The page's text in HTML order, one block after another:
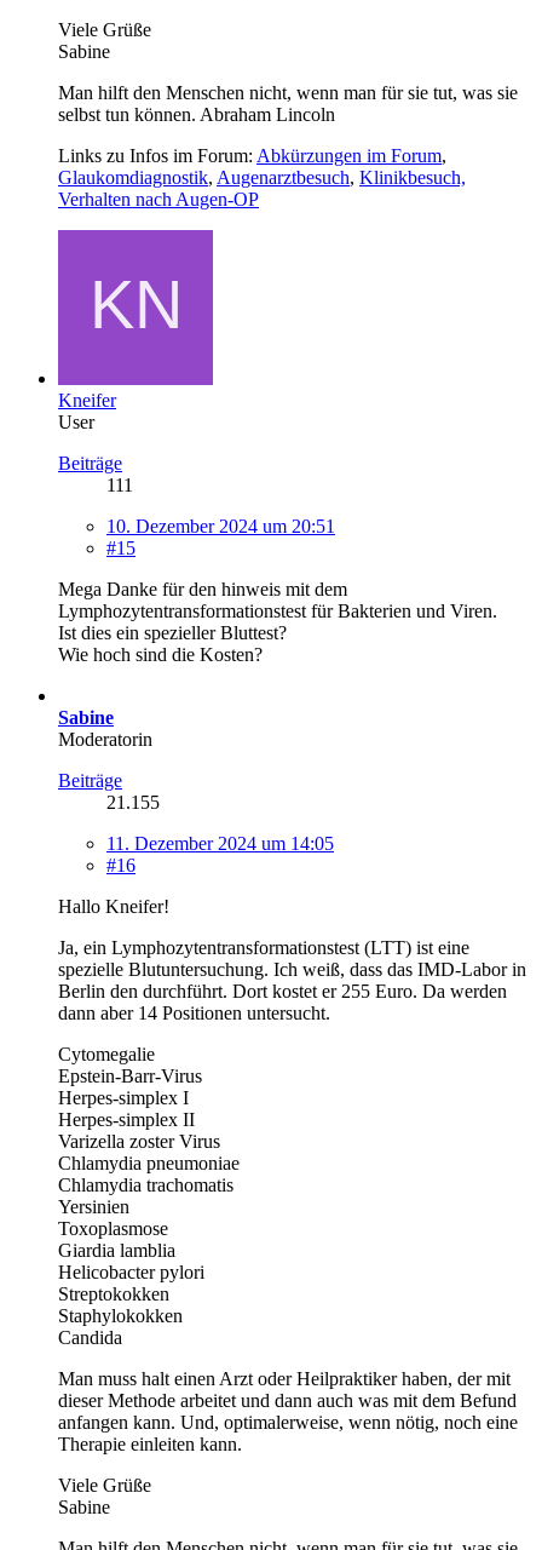
Viele Grüße
Sabine
Man hilft den Menschen nicht, wenn man für sie tut, was sie
selbst tun können. Abraham Lincoln
Links zu Infos im Forum: Abkürzungen im Forum,
Glaukomdiagnostik, Augenarztbesuch, Klinikbesuch,
Verhalten nach Augen-OP
Kneifer
User
Beiträge
111
10. Dezember 2024 um 20:51
#15
Mega Danke für den hinweis mit dem
Lymphozytentransformationstest für Bakterien und Viren.
Ist dies ein spezieller Bluttest?
Wie hoch sind die Kosten?
Sabine
Moderatorin
Beiträge
21.155
11. Dezember 2024 um 14:05
#16
Hallo Kneifer!
Ja, ein Lymphozytentransformationstest (LTT) ist eine
spezielle Blutuntersuchung. Ich weiß, dass das IMD-Labor in
Berlin den durchführt. Dort kostet er 255 Euro. Da werden
dann aber 14 Positionen untersucht.
Cytomegalie
Epstein-Barr-Virus
Herpes-simplex I
Herpes-simplex II
Varizella zoster Virus
Chlamydia pneumoniae
Chlamydia trachomatis
Yersinien
Toxoplasmose
Giardia lamblia
Helicobacter pylori
Streptokokken
Staphylokokken
Candida
Man muss halt einen Arzt oder Heilpraktiker haben, der mit
dieser Methode arbeitet und dann auch was mit dem Befund
anfangen kann. Und, optimalerweise, wenn nötig, noch eine
Therapie einleiten kann.
Viele Grüße
Sabine